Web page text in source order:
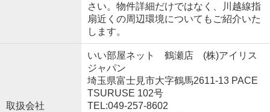
さい。物件詳細だけではなく、川越線指
扇近くの周辺環境についてもご紹介いた
します。
取扱会社
いい部屋ネット 鶴瀬店 (株)アイリス
ジャパン
埼玉県富士見市大字鶴馬2611-13 PACE
TSURUSE 102号
TEL:049-257-8602